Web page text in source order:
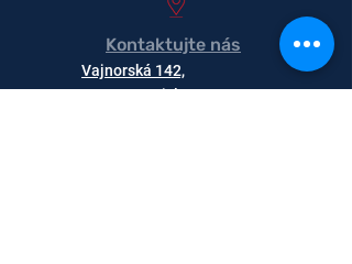
Kontaktujte nás
Vajnorská 142,
831 04 Bratislava